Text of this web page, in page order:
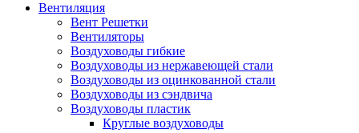
Вентиляция
Вент Решетки
Вентиляторы
Воздуховоды гибкие
Воздуховоды из нержавеющей стали
Воздуховоды из оцинкованной стали
Воздуховоды из сэндвича
Воздуховоды пластик
Круглые воздуховоды